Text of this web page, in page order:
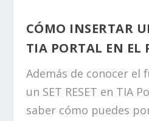
CÓMO INSERTAR
TIA PORTAL EN EL
Además de conocer el
un SET RESET en TIA
saber cómo puedes